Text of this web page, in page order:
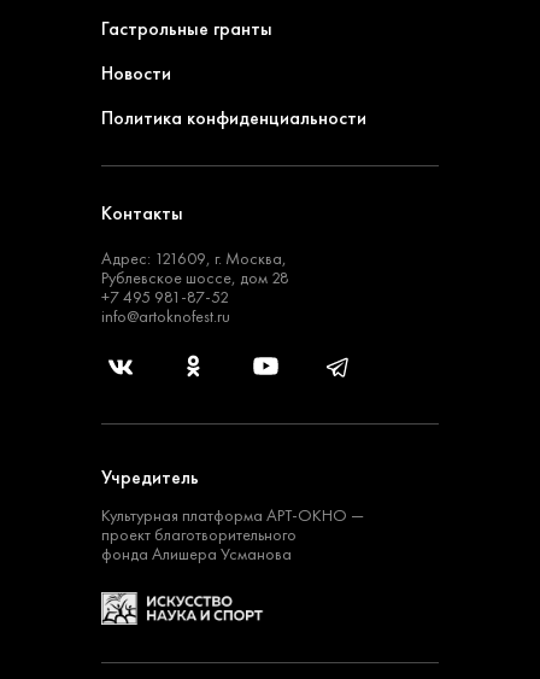
Гастрольные гранты
Новости
Политика конфиденциальности
Контакты
Адрес: 121609, г. Москва,
Рублевское шоссе, дом 28
+7 495 981-87-52
info@artoknofest.ru
Учредитель
Культурная платформа АРТ-ОКНО —
проект благотворительного
фонда Алишера Усманова